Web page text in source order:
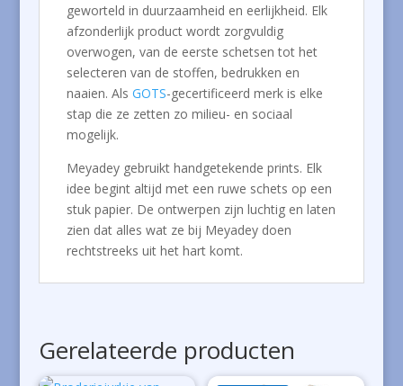
geworteld in duurzaamheid en eerlijkheid. Elk
afzonderlijk product wordt zorgvuldig
overwogen, van de eerste schetsen tot het
selecteren van de stoffen, bedrukken en
naaien. Als GOTS-gecertificeerd merk is elke
stap die ze zetten zo milieu- en sociaal
mogelijk.
Meyadey gebruikt handgetekende prints. Elk
idee begint altijd met een ruwe schets op een
stuk papier. De ontwerpen zijn luchtig en laten
zien dat alles wat ze bij Meyadey doen
rechtstreeks uit het hart komt.
Gerelateerde producten